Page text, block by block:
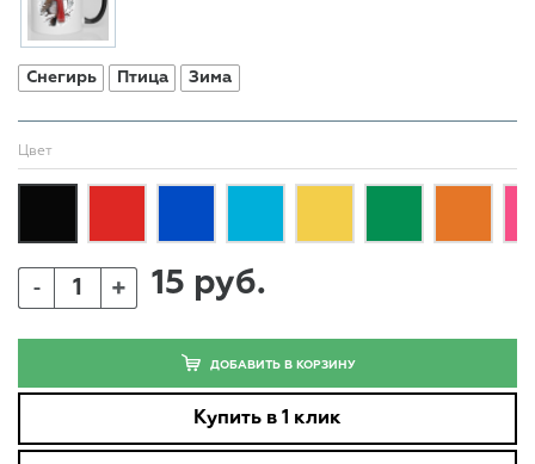
Снегирь Птица Зима
Цвет
- + 15 руб.
ДОБАВИТЬ В КОРЗИНУ
Купить в 1 клик